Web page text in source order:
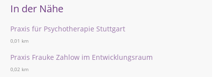
In der Nähe
Praxis für Psychotherapie Stuttgart
0,01 km
Praxis Frauke Zahlow im Entwicklungsraum
0,02 km